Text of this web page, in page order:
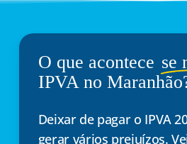
O que acontece se
IPVA no
Deixar de pagar o IPVA
gerar vários prejuízos.